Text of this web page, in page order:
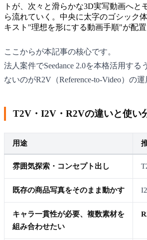
ここからが本記事の核心です。
法人案件でSeedance 2.0を本格活用する
ないのがR2V（Reference-to-Video）の運
T2V・I2V・R2Vの違いと使い
用途
雰囲気探索・コンセプト出し
既存の商品写真をそのまま動かす
キャラ一貫性が必要、複数素材を
組み合わせたい